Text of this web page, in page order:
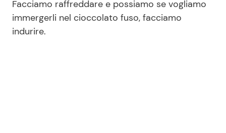
Facciamo raffreddare e possiamo se vogliamo
immergerli nel cioccolato fuso, facciamo
indurire.